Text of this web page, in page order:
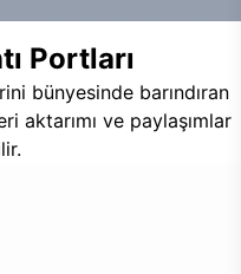
Portları
bünyesinde barındıran
aktarımı ve paylaşımlar